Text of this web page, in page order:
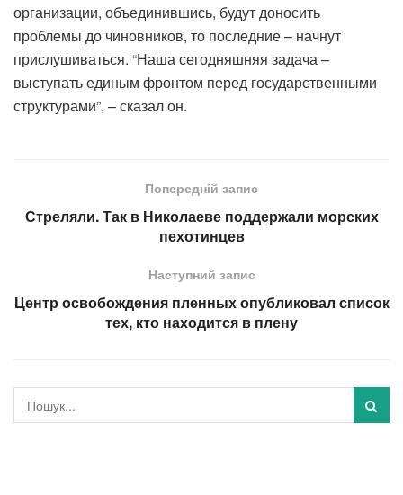
организации, объединившись, будут доносить
проблемы до чиновников, то последние – начнут
прислушиваться. “Наша сегодняшняя задача –
выступать единым фронтом перед государственными
структурами”, – сказал он.
Попередній запис
Стреляли. Так в Николаеве поддержали морских
пехотинцев
Наступний запис
Центр освобождения пленных опубликовал список
тех, кто находится в плену